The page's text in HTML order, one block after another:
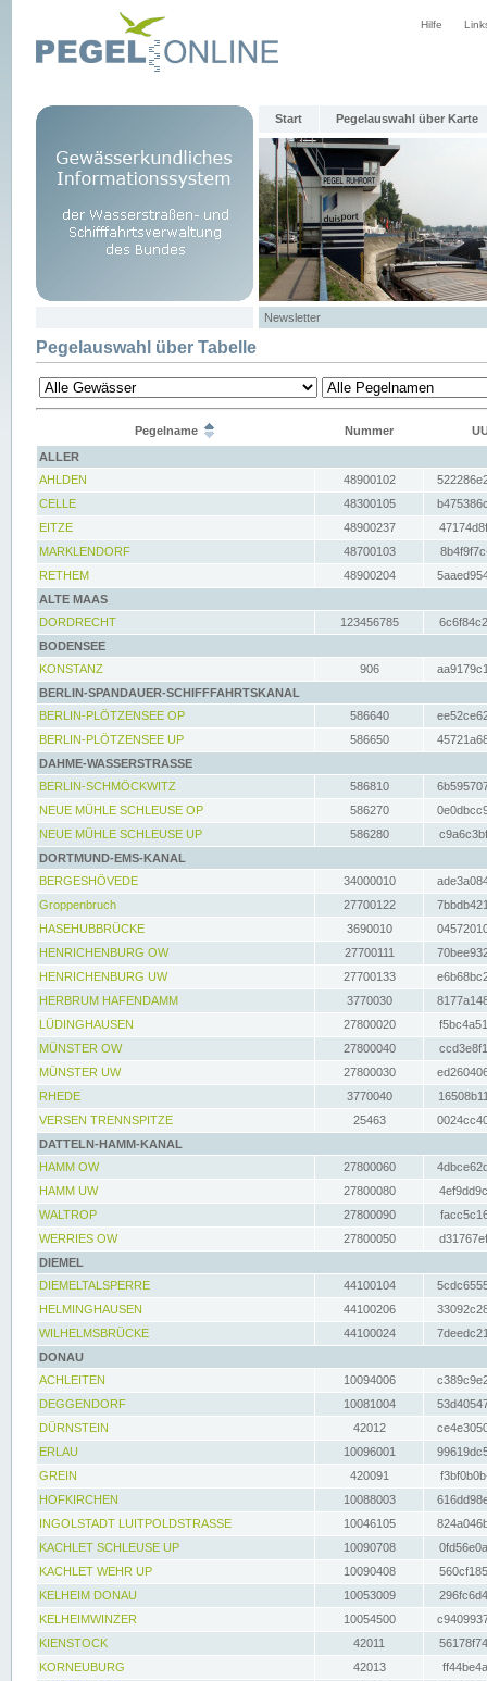
Hilfe
Start Pegelauswahl über Karte
Newsletter
Pegelauswahl über Tabelle
Pegelname Nummer
ALLER
AHLDEN
48900102
CELLE
48300105
EITZE
48900237
MARKLENDORF
48700103
RETHEM
48900204
ALTE MAAS
DORDRECHT
123456785
BODENSEE
KONSTANZ
906
BERLIN-SPANDAUER-SCHIFFFAHRTSKANAL
BERLIN-PLÖTZENSEE OP
586640
BERLIN-PLÖTZENSEE UP
586650
DAHME-WASSERSTRASSE
BERLIN-SCHMÖCKWITZ
586810
NEUE MÜHLE SCHLEUSE OP
586270
NEUE MÜHLE SCHLEUSE UP
586280
DORTMUND-EMS-KANAL
BERGESHÖVEDE
34000010
Groppenbruch
27700122
HASEHUBBRÜCKE
3690010
HENRICHENBURG OW
27700111
HENRICHENBURG UW
27700133
HERBRUM HAFENDAMM
3770030
LÜDINGHAUSEN
27800020
MÜNSTER OW
27800040
MÜNSTER UW
27800030
RHEDE
3770040
VERSEN TRENNSPITZE
25463
DATTELN-HAMM-KANAL
HAMM OW
27800060
HAMM UW
27800080
WALTROP
27800090
WERRIES OW
27800050
DIEMEL
DIEMELTALSPERRE
44100104
HELMINGHAUSEN
44100206
WILHELMSBRÜCKE
44100024
DONAU
ACHLEITEN
10094006
DEGGENDORF
10081004
DÜRNSTEIN
42012
ERLAU
10096001
GREIN
420091
HOFKIRCHEN
10088003
INGOLSTADT LUITPOLDSTRASSE
10046105
KACHLET SCHLEUSE UP
10090708
KACHLET WEHR UP
10090408
KELHEIM DONAU
10053009
KELHEIMWINZER
10054500
KIENSTOCK
42011
KORNEUBURG
42013